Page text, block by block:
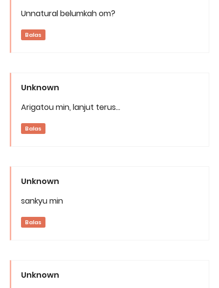
Unnatural belumkah om?
Balas
Unknown
Arigatou min, lanjut terus...
Balas
Unknown
sankyu min
Balas
Unknown